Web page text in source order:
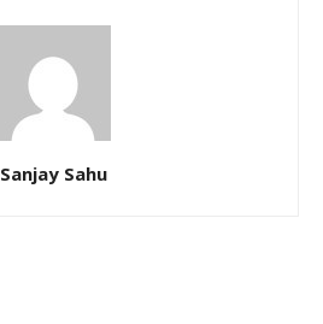
Sanjay Sahu